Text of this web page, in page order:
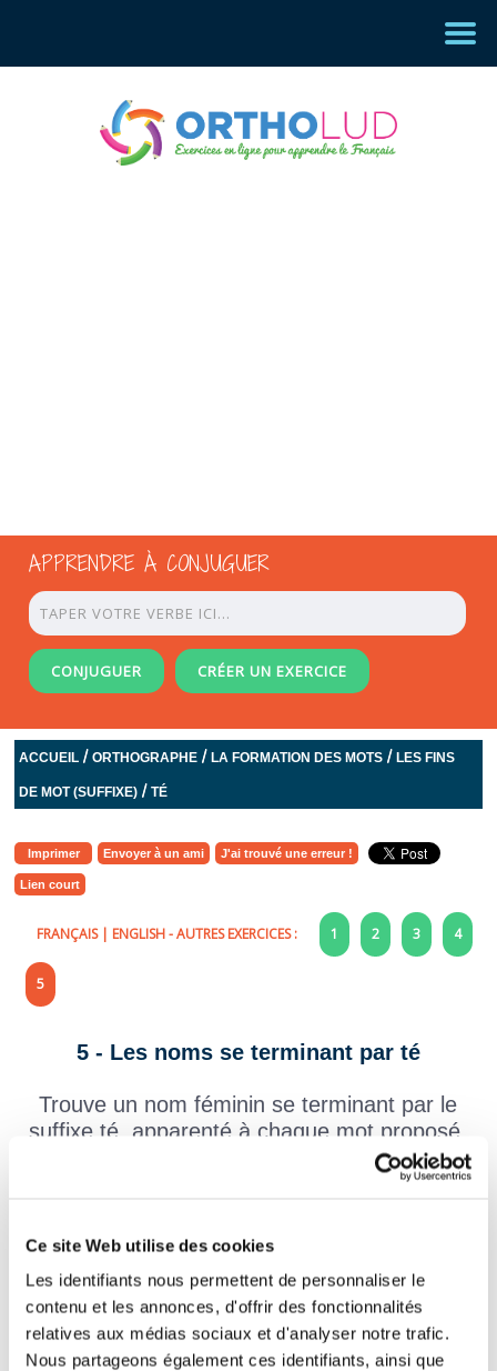
Ce site Web utilise des cookies
Les identifiants nous permettent de personnaliser le
contenu et les annonces, d'offrir des fonctionnalités
relatives aux médias sociaux et d'analyser notre trafic.
Nous partageons également ces identifiants, ainsi que
APPRENDRE À CONJUGUER
CONJUGUER CRÉER UN EXERCICE
ACCUEIL /ORTHOGRAPHE /LA FORMATION DES MOTS /LES FINS
DE MOT (SUFFIXE) /TÉ
Imprimer Envoyer à un ami J'ai trouvé une erreur !
Lien court
FRANÇAIS| ENGLISH- AUTRES EXERCICES : 1 2 3 4
5
5 - Les noms se terminant par té
Trouve un nom féminin se terminant par le
suffixe té, apparenté à chaque mot proposé.
Exemple : légère -> la légèreté
naïf la
net la
continu la